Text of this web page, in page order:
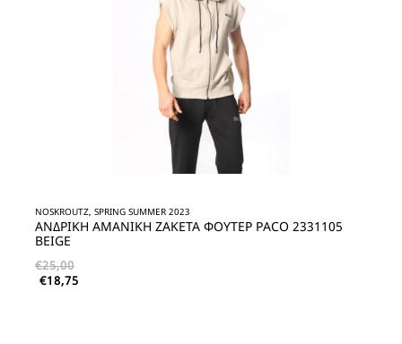
NOSKROUTZ, SPRING SUMMER 2023
ΑΝΔΡΙΚΗ ΑΜΑΝΙΚΗ ΖΑΚΕΤΑ ΦΟΥΤΕΡ PACO 2331105
BEIGE
€25,00
€18,75